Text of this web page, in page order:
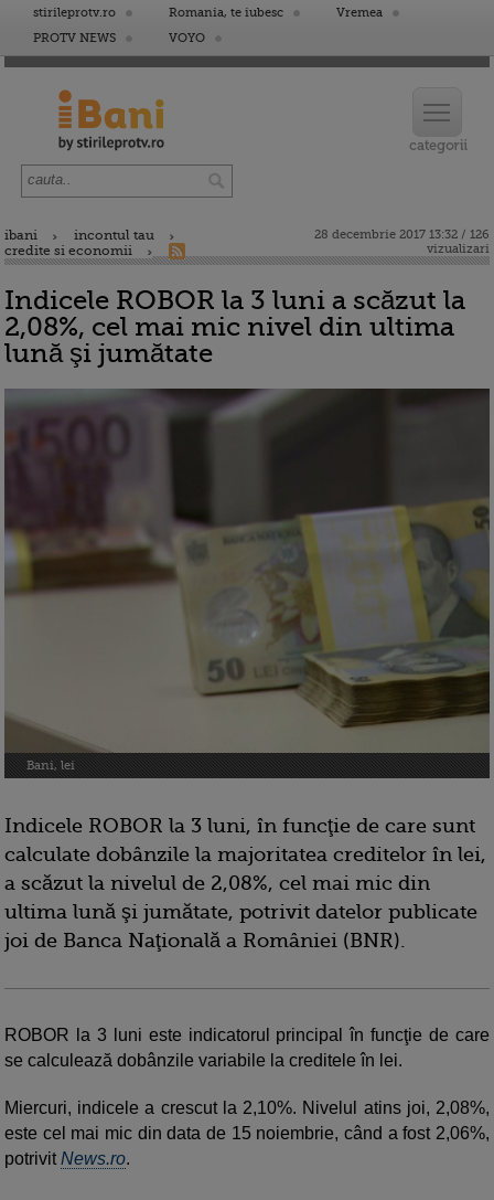
stirileprotv.ro Romania, te iubesc
Vremea
PROTV NEWS
VOYO
ibani
incontul tau
credite si economii
28 decembrie 2017 13:32 / 126
vizualizari
Indicele ROBOR la 3 luni a scăzut la
2,08%, cel mai mic nivel din ultima
lună şi jumătate
Bani, lei
Indicele ROBOR la 3 luni, în funcţie de care sunt
calculate dobânzile la majoritatea creditelor în lei,
a scăzut la nivelul de 2,08%, cel mai mic din
ultima lună şi jumătate, potrivit datelor publicate
joi de Banca Naţională a României (BNR).
ROBOR la 3 luni este indicatorul principal în funcţie de care
se calculează dobânzile variabile la creditele în lei.
Miercuri, indicele a crescut la 2,10%. Nivelul atins joi, 2,08%,
este cel mai mic din data de 15 noiembrie, când a fost 2,06%,
potrivitNews.ro.